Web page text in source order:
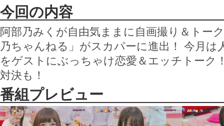
今回の内容
阿部乃みくが自由気ままに自画撮り＆トー
乃ちゃんねる」がスカパーに進出！ 今月は
をゲストにぶっちゃけ恋愛＆エッチトーク
対決も！
番組プレビュー